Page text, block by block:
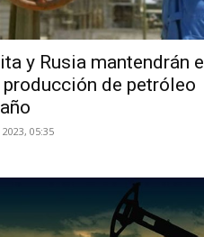
y Rusia mantendrán
de petróleo
05:35